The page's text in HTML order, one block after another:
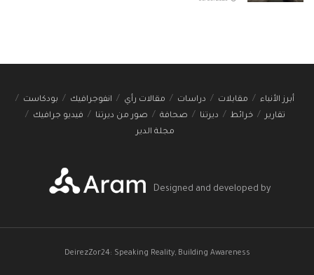
أبرز الأنباء مقابلات دراسات مقالات رأي انفوجرافيك
بودكاست
تقارير
خرائط ديرتنا صحافة صور من ديرتنا
فيديو جرافيك
مجلة الدير
Designed and developed by
DeirezZor24: Speaking Reality, Building Awareness